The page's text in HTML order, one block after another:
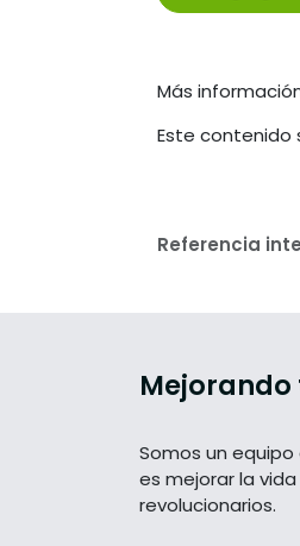
Más
Este contenido
Referencia
Mejorando
Somos un
es mejorar la
revolucionarios.